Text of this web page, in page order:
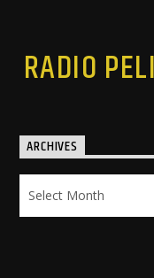
RADIO
ARCHIVES